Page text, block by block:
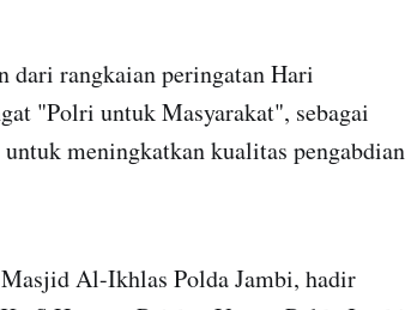
dari rangkaian peringatan Hari
"Polri untuk Masyarakat", sebagai
meningkatkan kualitas pengabdian
Al-Ikhlas Polda Jambi, hadir